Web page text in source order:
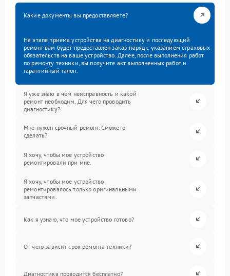
Какие документы вы предоставляете?
На этапе приема устройства на диагностику и последующий
ремонт вам будет предоставлен заказ-наряд с указанием страховых
обязательств на ваше устройство. Далее, после выполнения работ
по ремонту техники, вы получите акт выполненных работ и
гарантийный талон.
Я уже знаю в чем неисправность и какой
ремонт необходим. Для чего проводить
диагностику?
Мне нужен срочный ремонт. Сможете
сделать?
Я хочу, чтобы мое устройство
ремонтировали при мне.
Я хочу, чтобы мое устройство
ремонтировалось только оригинальными
запчастями.
Как я узнаю, что мое устройство готово?
От чего зависит срок ремонта техники?
Диагностика проводится бесплатно?